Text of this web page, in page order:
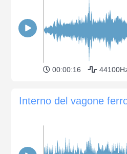
00:00:16
Interno del vagone